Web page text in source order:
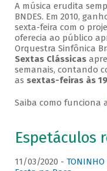
A música erudita
BNDES. Em 2010,
sexta-feira com o
oferecia ao público
Orquestra Sinfônica
Sextas Clássicas
semanais, contando
as sextas-feiras às
Saiba como funciona
Espetáculos
11/03/2020 - TONINHO